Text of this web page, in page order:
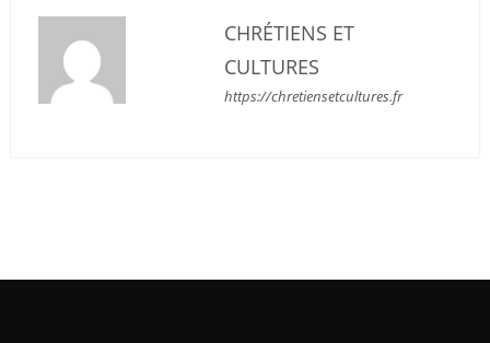
CHRÉTIENS ET
CULTURES
https://chretiensetcultures.fr